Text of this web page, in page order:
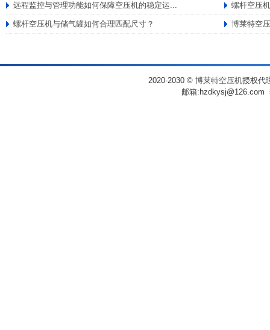
远程监控与管理功能如何保障空压机的稳定运... 螺杆空压
螺杆空压机与储气罐如何合理匹配尺寸？ 博莱特空
2020-2030© 博莱特空压机授权代
邮箱